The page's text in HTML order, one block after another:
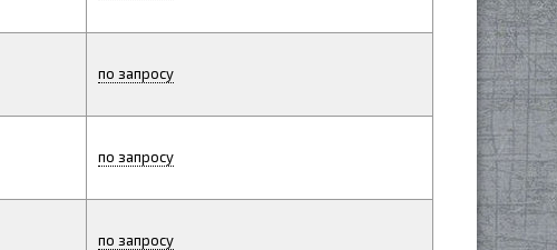
по запросу
по запросу
по запросу